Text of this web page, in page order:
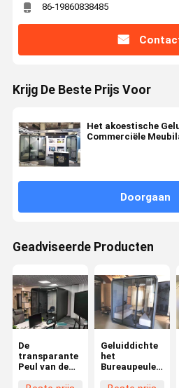
86-19860838485
Krijg De Beste Prijs Voor
Het akoestische
Commerciële
Doorgaan
Geadviseerde Producten
De
transparante
Peul van de
Geluiddichte
het
Bureaupeulen